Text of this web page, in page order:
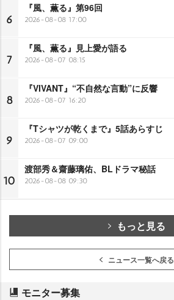
6
『風、薫る』第96回
2026-08-08 17:00
7
『風、薫る』見上愛が語る
2026-08-07 08:15
8
『VIVANT』“不自然な言動”に反響
2026-08-07 16:20
9
『Tシャツが乾くまで』5話あらすじ
2026-08-07 09:00
10
渡部秀＆齋藤璃佑、BLドラマ秘話
2026-08-08 09:30
もっと見る
ニュース一覧へ戻る
モニター募集